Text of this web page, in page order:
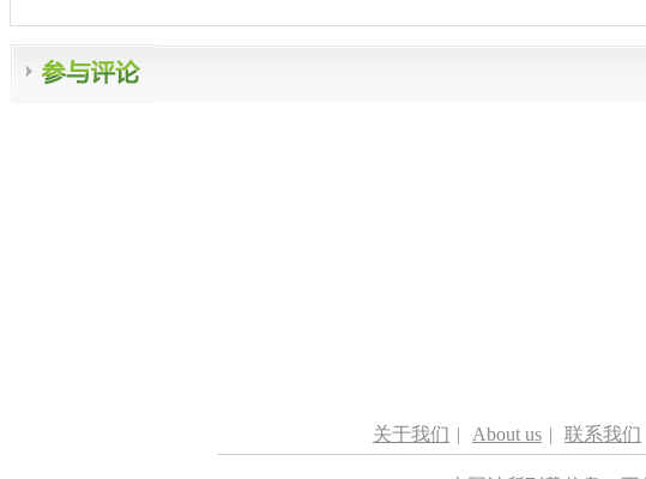
关于我们 | About us | 联系我们